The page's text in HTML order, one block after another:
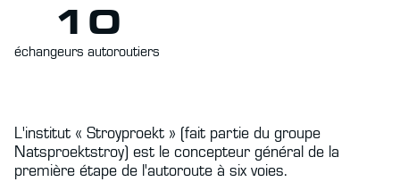
10
échangeurs autoroutiers
L'institut « Stroyproekt » (fait partie du groupe
Natsproektstroy) est le concepteur général de la
première étape de l'autoroute à six voies.